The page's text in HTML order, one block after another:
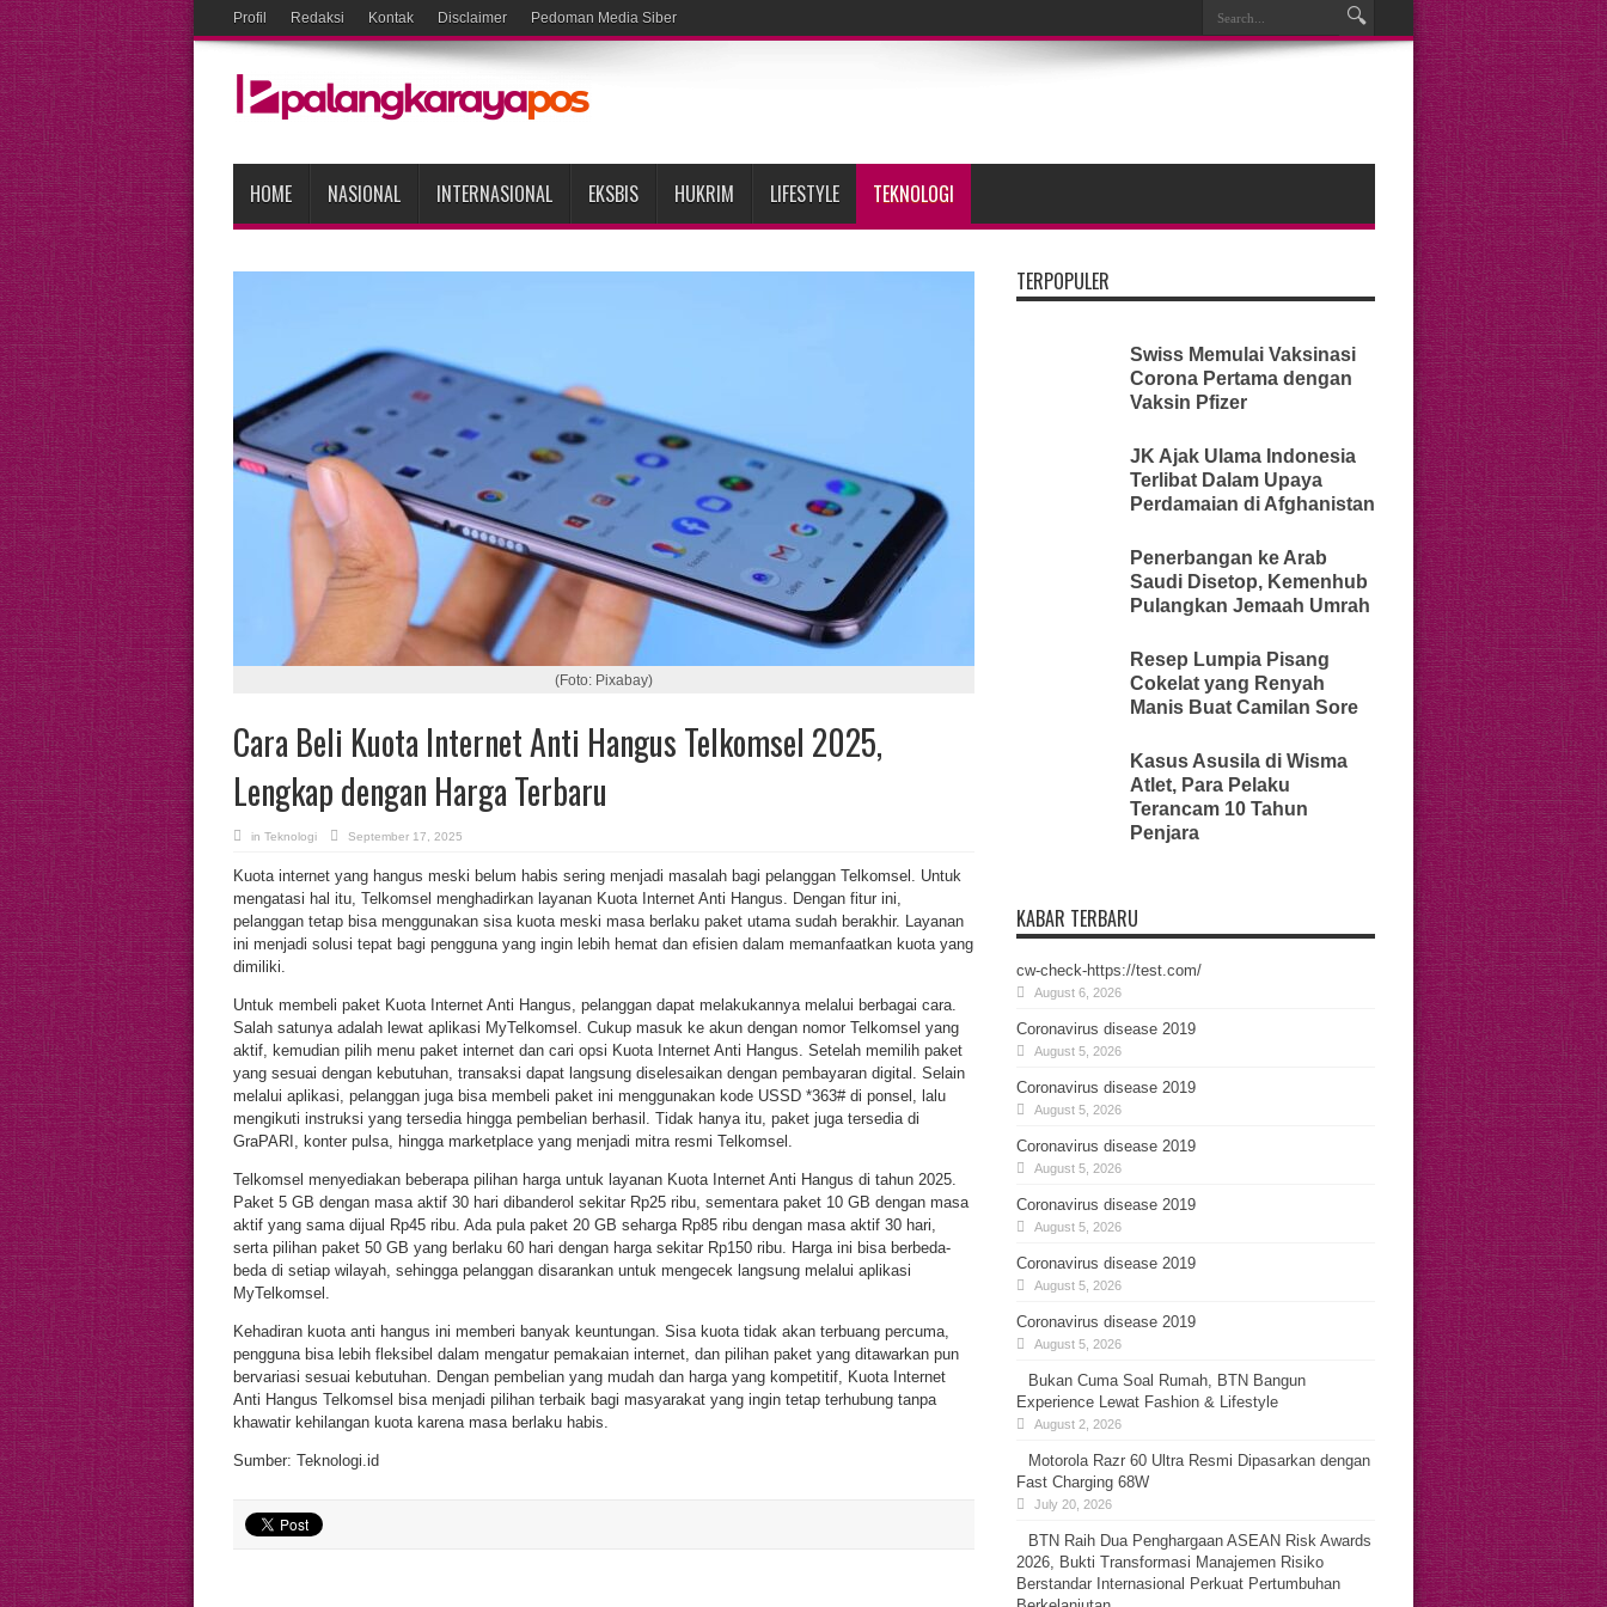
Profil Redaksi Kontak Disclaimer Pedoman Media Siber
HOME NASIONAL INTERNASIONAL EKSBIS HUKRIM LIFESTYLE TEKNOLOGI
(Foto: Pixabay)
Cara Beli Kuota Internet Anti Hangus Telkomsel 2025,
Lengkap dengan Harga Terbaru
in Teknologi September 17, 2025
Kuota internet yang hangus meski belum habis sering menjadi masalah bagi pelanggan Telkomsel. Untuk
mengatasi hal itu, Telkomsel menghadirkan layanan Kuota Internet Anti Hangus. Dengan fitur ini,
pelanggan tetap bisa menggunakan sisa kuota meski masa berlaku paket utama sudah berakhir. Layanan
ini menjadi solusi tepat bagi pengguna yang ingin lebih hemat dan efisien dalam memanfaatkan kuota yang
dimiliki.
Untuk membeli paket Kuota Internet Anti Hangus, pelanggan dapat melakukannya melalui berbagai cara.
Salah satunya adalah lewat aplikasi MyTelkomsel. Cukup masuk ke akun dengan nomor Telkomsel yang
aktif, kemudian pilih menu paket internet dan cari opsi Kuota Internet Anti Hangus. Setelah memilih paket
yang sesuai dengan kebutuhan, transaksi dapat langsung diselesaikan dengan pembayaran digital. Selain
melalui aplikasi, pelanggan juga bisa membeli paket ini menggunakan kode USSD *363# di ponsel, lalu
mengikuti instruksi yang tersedia hingga pembelian berhasil. Tidak hanya itu, paket juga tersedia di
GraPARI, konter pulsa, hingga marketplace yang menjadi mitra resmi Telkomsel.
Telkomsel menyediakan beberapa pilihan harga untuk layanan Kuota Internet Anti Hangus di tahun 2025.
Paket 5 GB dengan masa aktif 30 hari dibanderol sekitar Rp25 ribu, sementara paket 10 GB dengan masa
aktif yang sama dijual Rp45 ribu. Ada pula paket 20 GB seharga Rp85 ribu dengan masa aktif 30 hari,
serta pilihan paket 50 GB yang berlaku 60 hari dengan harga sekitar Rp150 ribu. Harga ini bisa berbeda-
beda di setiap wilayah, sehingga pelanggan disarankan untuk mengecek langsung melalui aplikasi
MyTelkomsel.
Kehadiran kuota anti hangus ini memberi banyak keuntungan. Sisa kuota tidak akan terbuang percuma,
pengguna bisa lebih fleksibel dalam mengatur pemakaian internet, dan pilihan paket yang ditawarkan pun
bervariasi sesuai kebutuhan. Dengan pembelian yang mudah dan harga yang kompetitif, Kuota Internet
Anti Hangus Telkomsel bisa menjadi pilihan terbaik bagi masyarakat yang ingin tetap terhubung tanpa
khawatir kehilangan kuota karena masa berlaku habis.
Sumber: Teknologi.id
TERPOPULER
Swiss Memulai Vaksinasi
Corona Pertama dengan
Vaksin Pfizer
JK Ajak Ulama Indonesia
Terlibat Dalam Upaya
Perdamaian di Afghanistan
Penerbangan ke Arab
Saudi Disetop, Kemenhub
Pulangkan Jemaah Umrah
Resep Lumpia Pisang
Cokelat yang Renyah
Manis Buat Camilan Sore
Kasus Asusila di Wisma
Atlet, Para Pelaku
Terancam 10 Tahun
Penjara
KABAR TERBARU
cw-check-https://test.com/
August 6, 2026
Coronavirus disease 2019
August 5, 2026
Coronavirus disease 2019
August 5, 2026
Coronavirus disease 2019
August 5, 2026
Coronavirus disease 2019
August 5, 2026
Coronavirus disease 2019
August 5, 2026
Coronavirus disease 2019
August 5, 2026
Bukan Cuma Soal Rumah, BTN Bangun
Experience Lewat Fashion & Lifestyle
August 2, 2026
Motorola Razr 60 Ultra Resmi Dipasarkan dengan
Fast Charging 68W
July 20, 2026
BTN Raih Dua Penghargaan ASEAN Risk Awards
2026, Bukti Transformasi Manajemen Risiko
Berstandar Internasional Perkuat Pertumbuhan